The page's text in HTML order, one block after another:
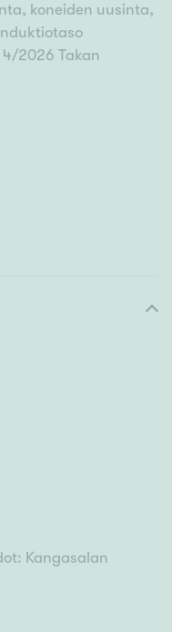
koneiden uusinta,
2026 Takan
Kangasalan